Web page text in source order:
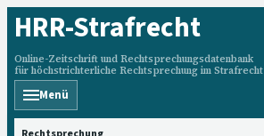
HRR-Strafrecht
Online-Zeitschrift und Rechtsprechungsdatenbank
für höchstrichterliche Rechtsprechung im Strafrecht
Menü
HRRS durchsuchen